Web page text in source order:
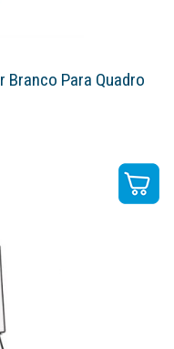
Branco Para Quadro